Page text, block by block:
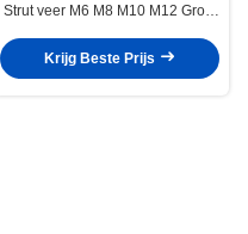
Strut veer M6 M8 M10 M12 Grote
Krijg Beste Prijs